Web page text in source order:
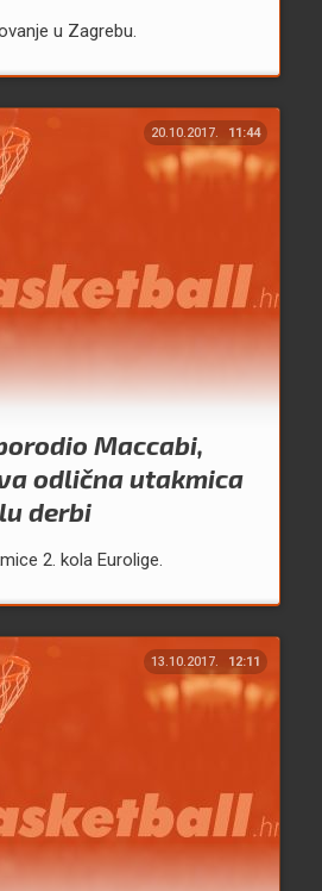
u Zagrebu.
20.10.2017. 11:44
Maccabi,
odlična utakmica
derbi
2. kola Eurolige.
13.10.2017. 12:11